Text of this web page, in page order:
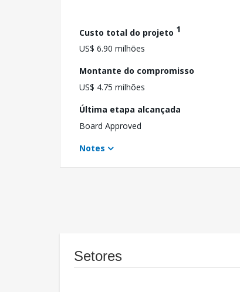
Custo total do projeto 1
US$ 6.90 milhões
Montante do compromisso
US$ 4.75 milhões
Última etapa alcançada
Board Approved
Notes
Setores